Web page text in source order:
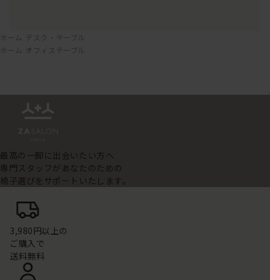
ホーム デスク・テーブル
ホーム
オフィステーブル
最高の一脚に出会いたい方へ
専門スタッフがあなたのための
椅子選びをサポートいたします。
3,980円以上の
ご購入で
送料無料